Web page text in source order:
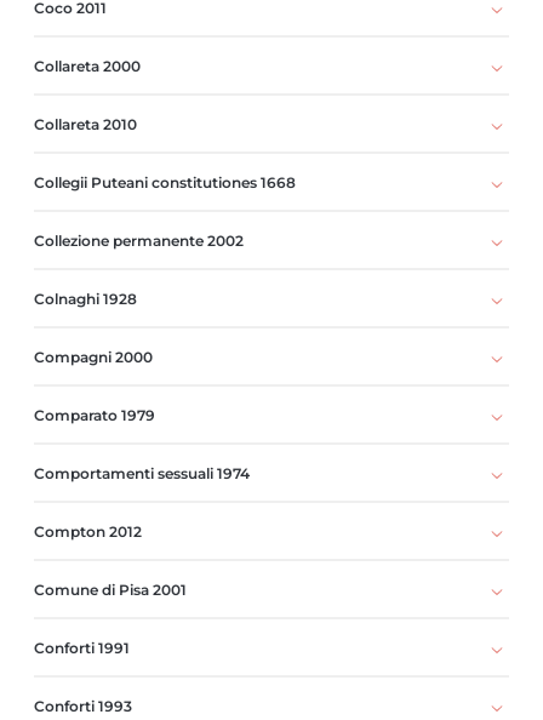
Coco 2011
Collareta 2000
Collareta 2010
Collegii Puteani constitutiones 1668
Collezione permanente 2002
Colnaghi 1928
Compagni 2000
Comparato 1979
Comportamenti sessuali 1974
Compton 2012
Comune di Pisa 2001
Conforti 1991
Conforti 1993